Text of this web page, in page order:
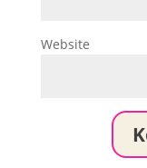
Website